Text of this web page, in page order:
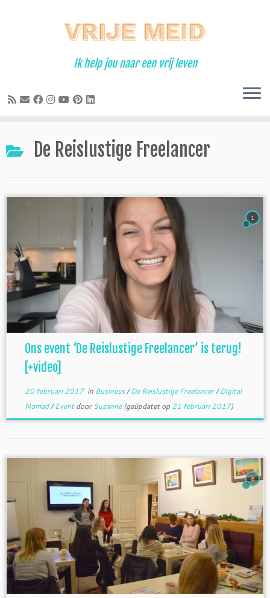
Ik help jou naar een vrij leven
De Reislustige Freelancer
1
Ons event ‘De Reislustige Freelancer’ is terug!
[+video]
20 februari 2017in Business/De Reislustige Freelancer/Digital
Nomad/EventdoorSuzanne(geüpdatet op 21 februari 2017)
8